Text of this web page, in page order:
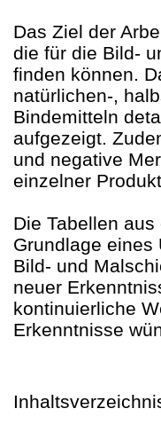
Das Ziel der
die für die Bild-
finden können.
natürlichen-,
Bindemitteln
aufgezeigt.
und negative
einzelner
Die Tabellen
Grundlage eines
Bild- und
neuer
kontinuierliche
Erkenntnisse